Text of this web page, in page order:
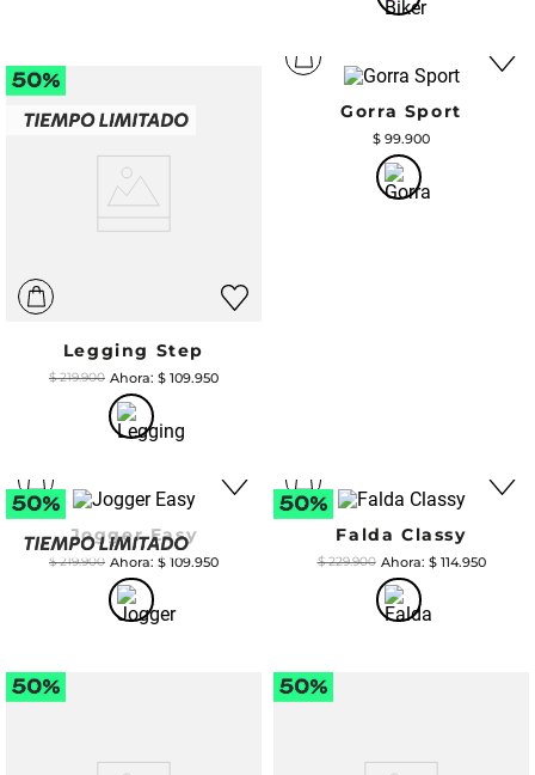
Legging Step
$ 219.900 $ 109.950
Gorra Sport
$ 99.900
Jogger Easy
$ 219.900 $ 109.950
Falda Classy
$ 229.900 $ 114.950